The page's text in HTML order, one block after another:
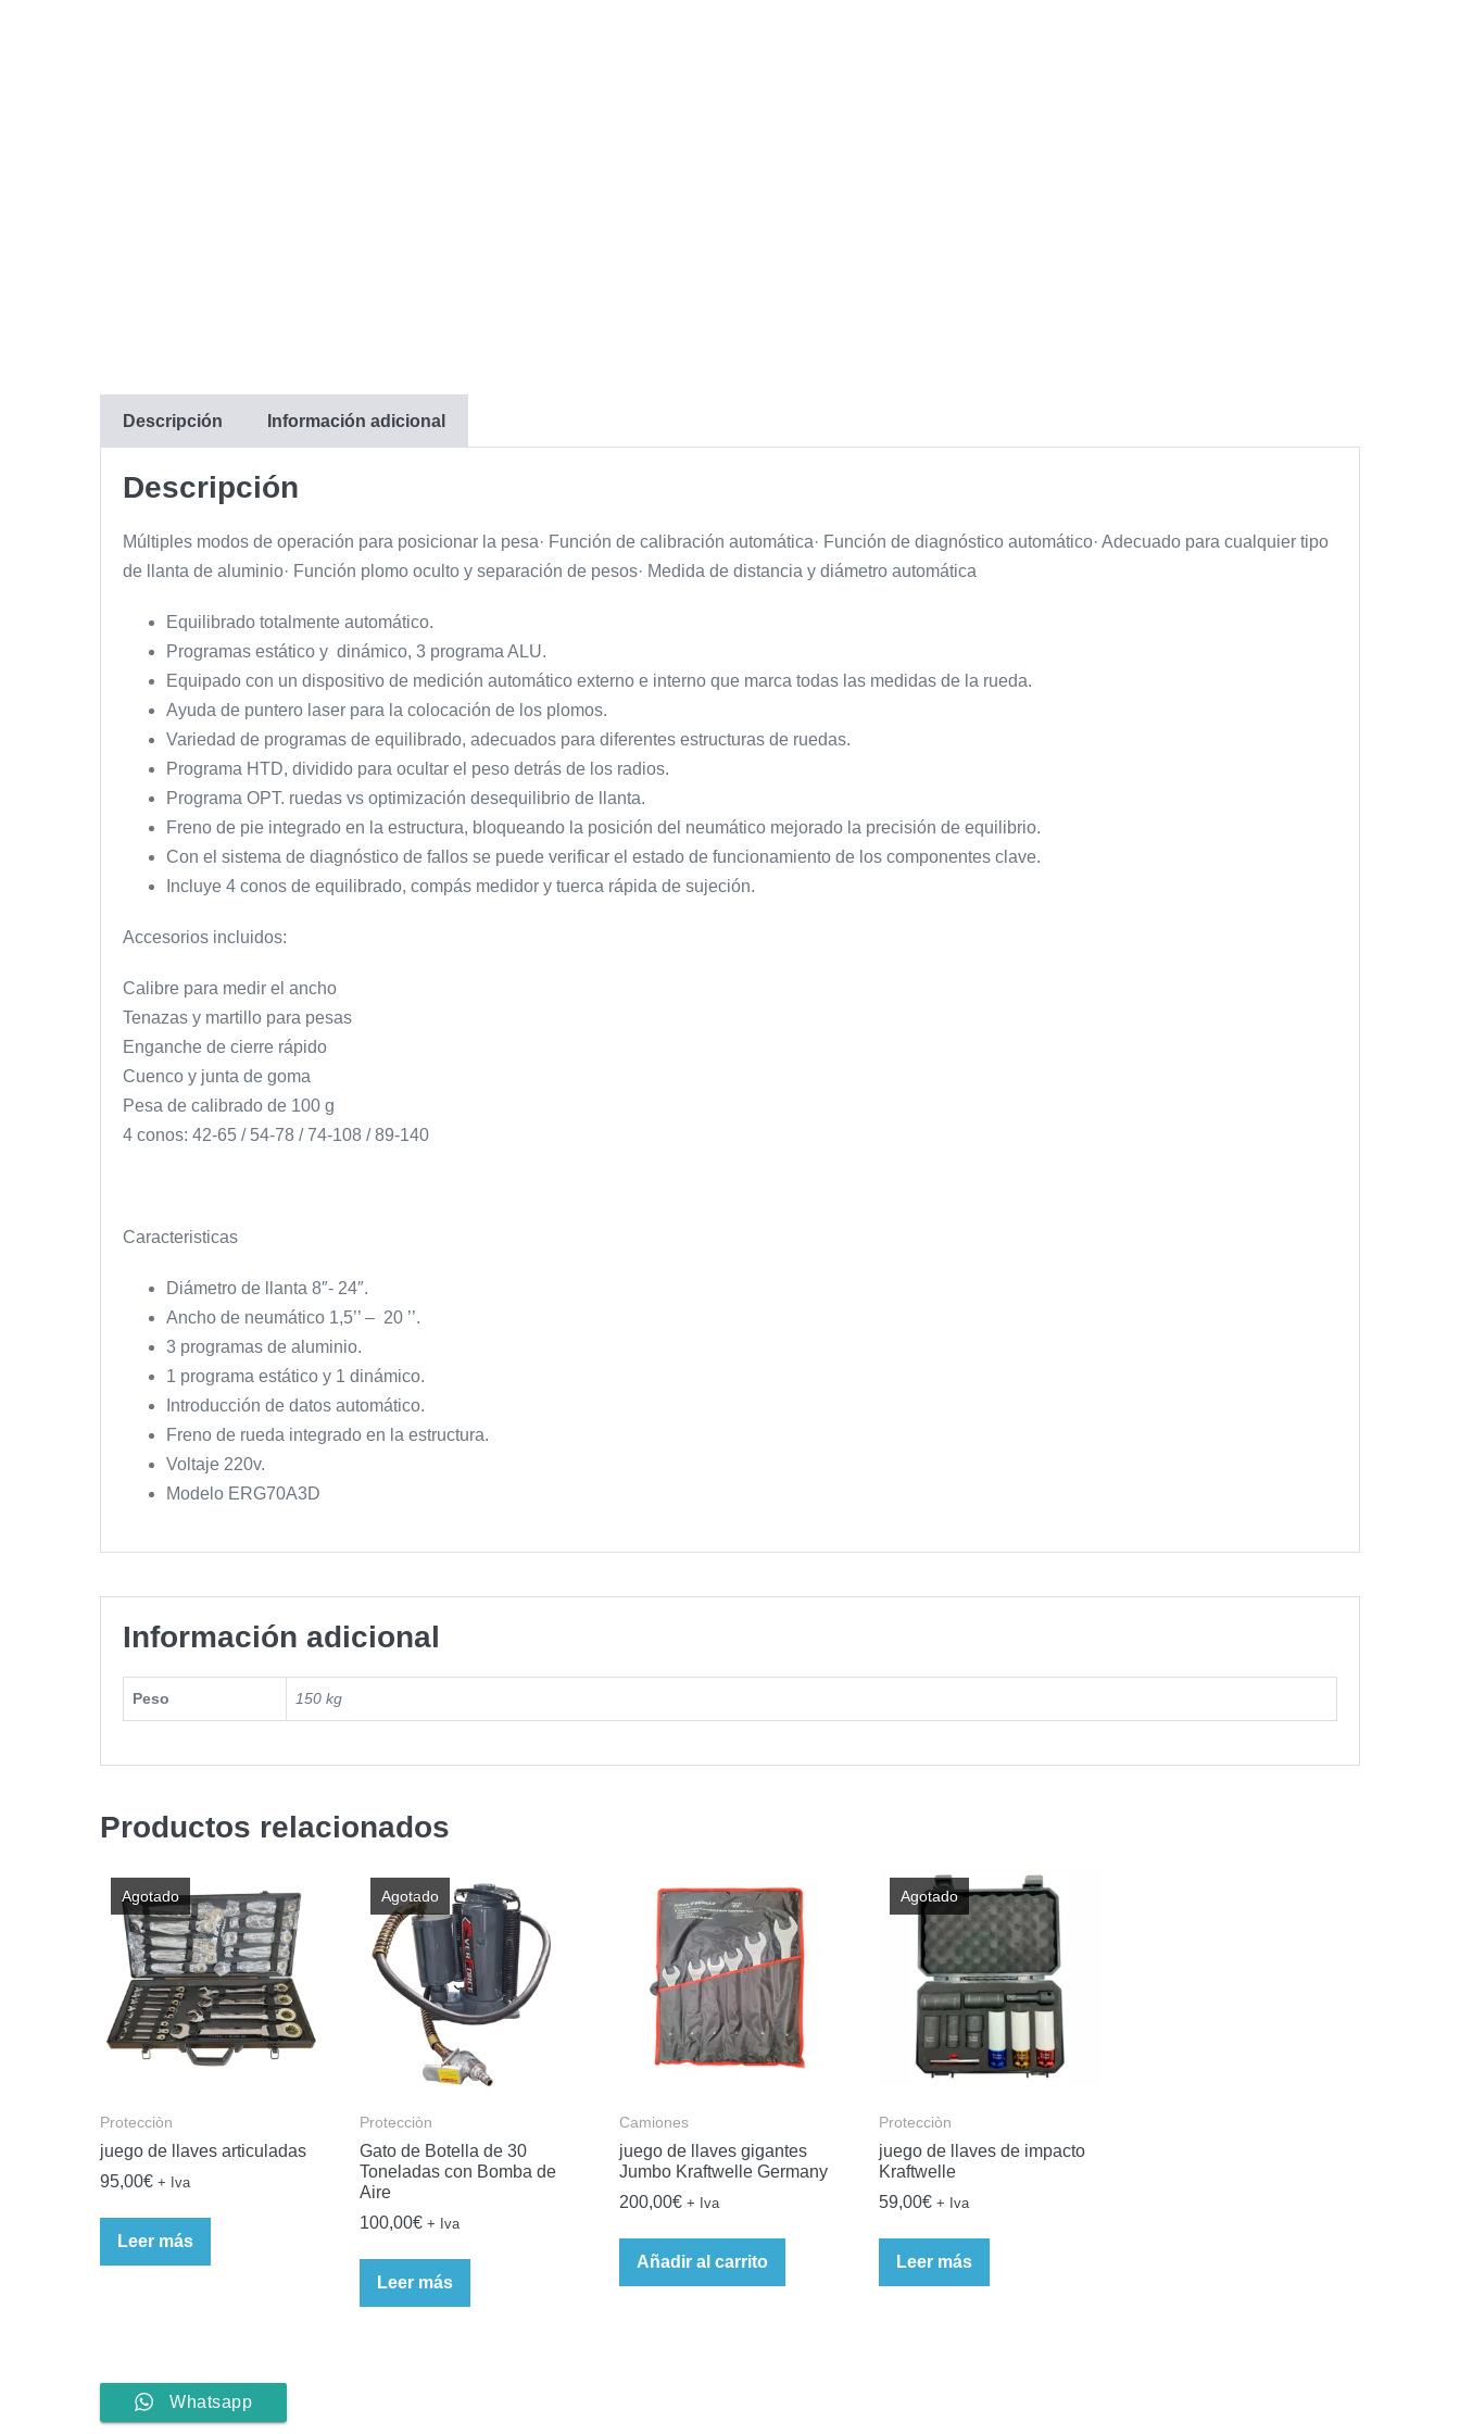
Descripción Información adicional
Descripción
Múltiples modos de operación para posicionar la pesa· Función de calibración automática· Función de diagnóstico automático· Adecuado para cualquier tipo
de llanta de aluminio· Función plomo oculto y separación de pesos· Medida de distancia y diámetro automática
Equilibrado totalmente automático.
Programas estático y dinámico, 3 programa ALU.
Equipado con un dispositivo de medición automático externo e interno que marca todas las medidas de la rueda.
Ayuda de puntero laser para la colocación de los plomos.
Variedad de programas de equilibrado, adecuados para diferentes estructuras de ruedas.
Programa HTD, dividido para ocultar el peso detrás de los radios.
Programa OPT. ruedas vs optimización desequilibrio de llanta.
Freno de pie integrado en la estructura, bloqueando la posición del neumático mejorado la precisión de equilibrio.
Con el sistema de diagnóstico de fallos se puede verificar el estado de funcionamiento de los componentes clave.
Incluye 4 conos de equilibrado, compás medidor y tuerca rápida de sujeción.
Accesorios incluidos:
Calibre para medir el ancho
Tenazas y martillo para pesas
Enganche de cierre rápido
Cuenco y junta de goma
Pesa de calibrado de 100 g
4 conos: 42-65 / 54-78 / 74-108 / 89-140
Caracteristicas
Diámetro de llanta 8″- 24″.
Ancho de neumático 1,5’’ – 20 ’’.
3 programas de aluminio.
1 programa estático y 1 dinámico.
Introducción de datos automático.
Freno de rueda integrado en la estructura.
Voltaje 220v.
Modelo ERG70A3D
Información adicional
Peso 150 kg
Productos relacionados
Agotado
Protecciòn
juego de llaves articuladas
95,00€ + Iva
Leer más
Agotado
Protecciòn
Gato de Botella de 30
Toneladas con Bomba de
Aire
100,00€ + Iva
Leer más
Camiones
juego de llaves gigantes
Jumbo Kraftwelle Germany
200,00€ + Iva
Añadir al carrito
Agotado
Protecciòn
juego de llaves de impacto
Kraftwelle
59,00€ + Iva
Leer más
Whatsapp